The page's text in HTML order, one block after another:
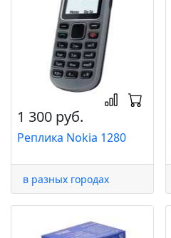
1 300 руб.
Реплика Nokia 1280
в разных городах